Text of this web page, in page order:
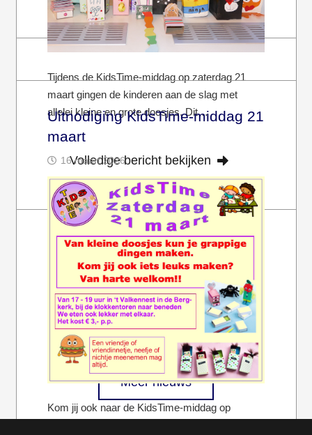
Tijdens de KidsTime-middag op zaterdag 21
maart gingen de kinderen aan de slag met
allelei kleine en grote doosjes. Dit…
Volledige bericht bekijken
Uitnodiging KidsTime-middag 21
maart
16 maart 2026
Kom jij ook naar de KidsTime-middag op
Meer nieuws